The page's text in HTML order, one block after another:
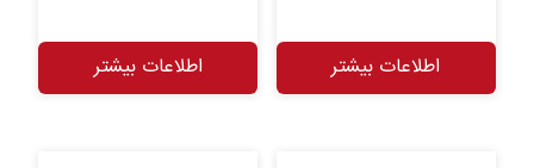
اطلاعات بیشتر اطلاعات بیشتر